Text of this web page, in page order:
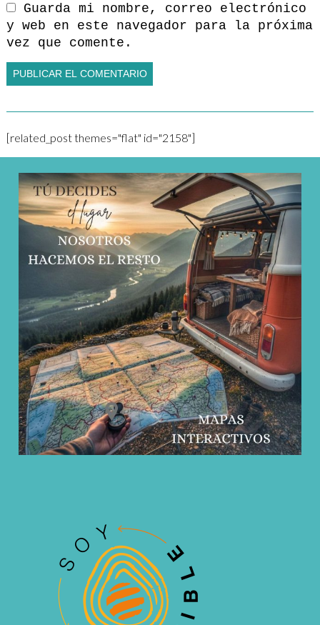
Guarda mi nombre, correo electrónico
y web en este navegador para la próxima
vez que comente.
[related_post themes="flat" id="2158"]